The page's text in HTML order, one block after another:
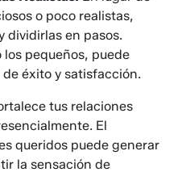
o poco realistas,
dividirlas en pasos.
pequeños, puede
éxito y satisfacción.
tus relaciones
El
queridos puede generar
la sensación de